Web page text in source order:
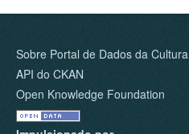
Sobre Portal de Dados da Cultura
API do CKAN
Open Knowledge Foundation